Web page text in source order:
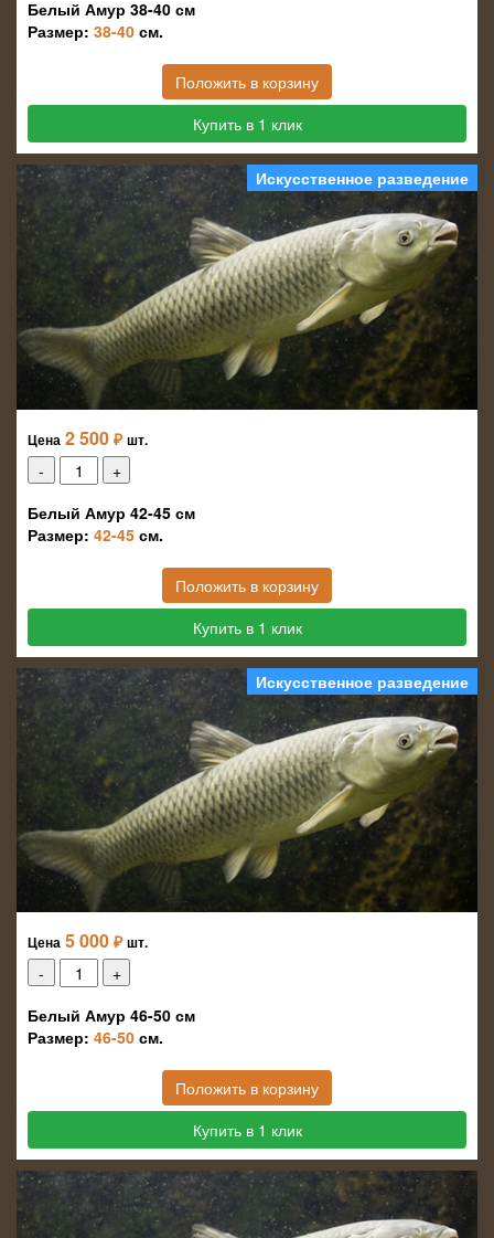
Белый Амур 38-40 см
Размер: 38-40 см.
Положить в корзину
Купить в 1 клик
Искусственное разведение
Цена 2 500 ₽ шт.
Белый Амур 42-45 см
Размер: 42-45 см.
Положить в корзину
Купить в 1 клик
Искусственное разведение
Цена 5 000 ₽ шт.
Белый Амур 46-50 см
Размер: 46-50 см.
Положить в корзину
Купить в 1 клик